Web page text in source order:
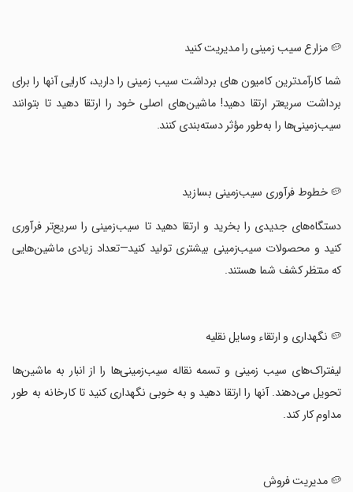
‏🥔 مزارع سیب زمینی را مدیریت کنید
‏شما کارآمدترین کامیون های برداشت سیب زمینی را دارید، کارایی آنها را برای
برداشت سریعتر ارتقا دهید! ماشین‌های اصلی خود را ارتقا دهید تا بتوانند
سیب‌زمینی‌ها را به‌طور مؤثر دسته‌بندی کنند.
‏🥔 خطوط فرآوری سیب‌زمینی بسازید
‏دستگاه‌های جدیدی را بخرید و ارتقا دهید تا سیب‌زمینی را سریع‌تر فرآوری
کنید و محصولات سیب‌زمینی بیشتری تولید کنید—تعداد زیادی ماشین‌هایی
که منتظر کشف شما هستند.
‏🥔 نگهداری و ارتقاء وسایل نقلیه
‏لیفتراک‌های سیب زمینی و تسمه نقاله سیب‌زمینی‌ها را از انبار به ماشین‌ها
تحویل می‌دهند. آنها را ارتقا دهید و به خوبی نگهداری کنید تا کارخانه به طور
مداوم کار کند.
‏🥔 مدیریت فروش